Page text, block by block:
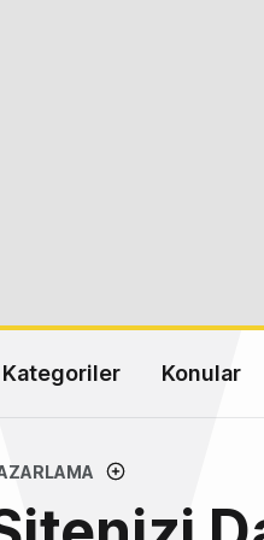
Kategoriler Konular